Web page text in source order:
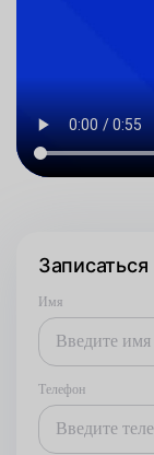
Записаться
Имя
Телефон